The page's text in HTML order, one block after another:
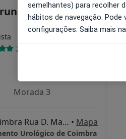
Jorge Pereira
2 opiniões
Morada 3
Clínica Particular de Coimbra Rua D. Manuel I, Nº8, Coimbra • Mapa
Urológico de Coimbra
semelhantes) para recolher
hábitos de navegação.
configurações. Saiba mais na